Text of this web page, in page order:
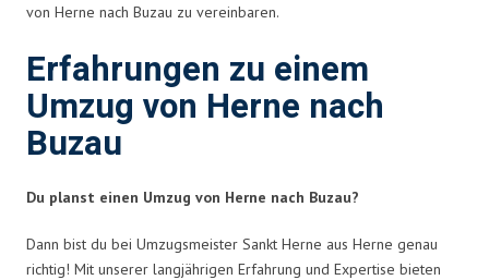
von Herne nach Buzau zu vereinbaren.
Erfahrungen zu einem
Umzug von Herne nach
Buzau
Du planst einen Umzug von Herne nach Buzau?
Dann bist du bei Umzugsmeister Sankt Herne aus Herne genau
richtig! Mit unserer langjährigen Erfahrung und Expertise bieten